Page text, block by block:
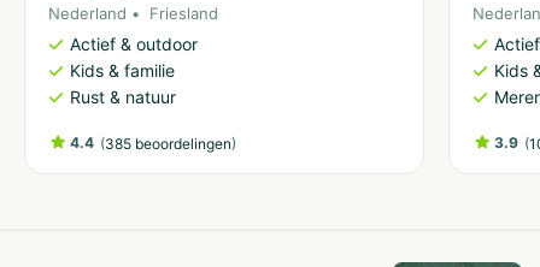
Nederland Friesland
Actief & outdoor
Kids & familie
Rust & natuur
4.4 (385 beoordelingen)
Kids
3.9 (